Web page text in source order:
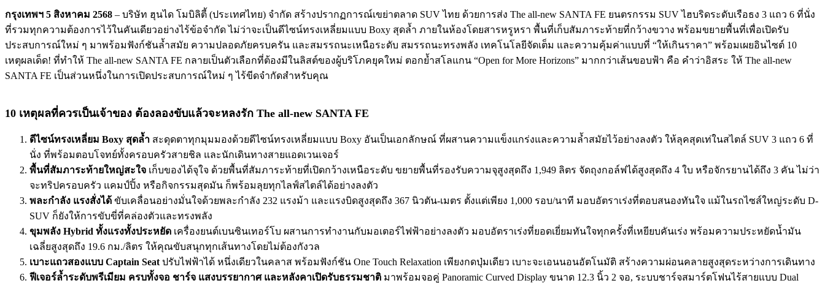
กรุงเทพฯ 5 สิงหาคม 2568 – บริษัท ฮุนได โมบิลิตี้ (ประเทศไทย) จำกัด สร้างปรากฏการณ์เขย่าตลาด SUV ไทย ด้วยการส่ง The all-new SANTA FE ยนตรกรรม SUV ไฮบริดระดับเรือธง 3 แถว 6 ที่นั่ง
ที่รวมทุกความต้องการไว้ในคันเดียวอย่างไร้ข้อจำกัด ไม่ว่าจะเป็นดีไซน์ทรงเหลี่ยมแบบ Boxy สุดล้ำ ภายในห้องโดยสารหรูหรา พื้นที่เก็บสัมภาระท้ายที่กว้างขวาง พร้อมขยายพื้นที่เพื่อเปิดรับ
ประสบการณ์ใหม่ ๆ มาพร้อมฟังก์ชันล้ำสมัย ความปลอดภัยครบครัน และสมรรถนะเหนือระดับ สมรรถนะทรงพลัง เทคโนโลยีจัดเต็ม และความคุ้มค่าแบบที่ “ให้เกินราคา” พร้อมเผยอินไซต์ 10
เหตุผลเด็ด! ที่ทำให้ The all-new SANTA FE กลายเป็นตัวเลือกที่ต้องมีในลิสต์ของผู้บริโภคยุคใหม่ ตอกย้ำสโลแกน “Open for More Horizons” มากกว่าเส้นขอบฟ้า คือ คำว่าอิสระ ให้ The all-new
SANTA FE เป็นส่วนหนึ่งในการเปิดประสบการณ์ใหม่ ๆ ไร้ขีดจำกัดสำหรับคุณ
10 เหตุผลที่ควรเป็นเจ้าของ ต้องลองขับแล้วจะหลงรัก The all-new SANTA FE
ดีไซน์ทรงเหลี่ยม Boxy สุดล้ำ สะดุดตาทุกมุมมองด้วยดีไซน์ทรงเหลี่ยมแบบ Boxy อันเป็นเอกลักษณ์ ที่ผสานความแข็งแกร่งและความล้ำสมัยไว้อย่างลงตัว ให้ลุคสุดเท่ในสไตล์ SUV 3 แถว 6 ที่
นั่ง ที่พร้อมตอบโจทย์ทั้งครอบครัวสายชิล และนักเดินทางสายแอดเวนเจอร์
พื้นที่สัมภาระท้ายใหญ่สะใจ เก็บของได้จุใจ ด้วยพื้นที่สัมภาระท้ายที่เปิดกว้างเหนือระดับ ขยายพื้นที่รองรับความจุสูงสุดถึง 1,949 ลิตร จัดถุงกอล์ฟได้สูงสุดถึง 4 ใบ หรือจักรยานได้ถึง 3 คัน ไม่ว่า
จะทริปครอบครัว แคมป์ปิ้ง หรือกิจกรรมสุดมัน ก็พร้อมลุยทุกไลฟ์สไตล์ได้อย่างลงตัว
พละกำลัง แรงสั่งได้ ขับเคลื่อนอย่างมั่นใจด้วยพละกำลัง 232 แรงม้า และแรงบิดสูงสุดถึง 367 นิวตัน-เมตร ตั้งแต่เพียง 1,000 รอบ/นาที มอบอัตราเร่งที่ตอบสนองทันใจ แม้ในรถไซส์ใหญ่ระดับ D-
SUV ก็ยังให้การขับขี่ที่คล่องตัวและทรงพลัง
ขุมพลัง Hybrid ทั้งแรงทั้งประหยัด เครื่องยนต์เบนซินเทอร์โบ ผสานการทำงานกับมอเตอร์ไฟฟ้าอย่างลงตัว มอบอัตราเร่งที่ยอดเยี่ยมทันใจทุกครั้งที่เหยียบคันเร่ง พร้อมความประหยัดน้ำมัน
เฉลี่ยสูงสุดถึง 19.6 กม./ลิตร ให้คุณขับสนุกทุกเส้นทางโดยไม่ต้องกังวล
เบาะแถวสองแบบ Captain Seat ปรับไฟฟ้าได้ หนึ่งเดียวในคลาส พร้อมฟังก์ชัน One Touch Relaxation เพียงกดปุ่มเดียว เบาะจะเอนนอนอัตโนมัติ สร้างความผ่อนคลายสูงสุดระหว่างการเดินทาง
ฟีเจอร์ล้ำระดับพรีเมียม ครบทั้งจอ ชาร์จ แสงบรรยากาศ และหลังคาเปิดรับธรรมชาติ มาพร้อมจอคู่ Panoramic Curved Display ขนาด 12.3 นิ้ว 2 จอ, ระบบชาร์จสมาร์ตโฟนไร้สายแบบ Dual